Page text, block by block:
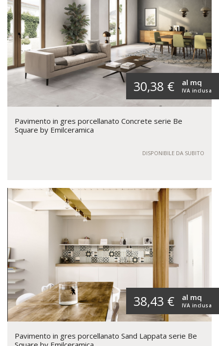
30,38 € IVA inclusa
al mq
Pavimento in gres porcellanato Concrete serie Be
Square by Emilceramica
DISPONIBILE DA SUBITO
38,43 € IVA inclusa
al mq
Pavimento in gres porcellanato Sand Lappata serie Be